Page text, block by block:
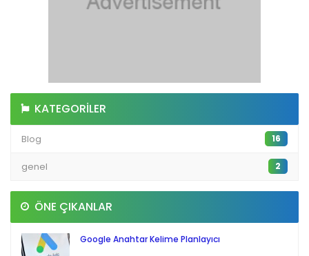
KATEGORILER
Blog 16
genel 2
ÖNE ÇIKANLAR
Google Anahtar Kelime Planlayıcı